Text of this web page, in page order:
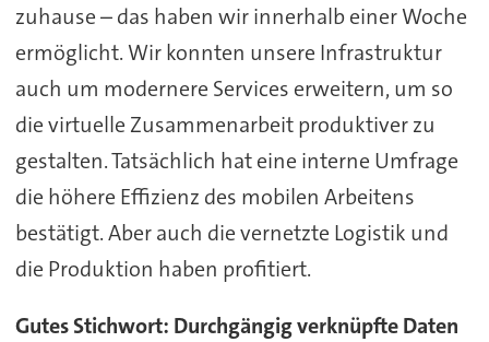
zuhause – das haben wir innerhalb einer Woche
ermöglicht. Wir konnten unsere Infrastruktur
auch um modernere Services erweitern, um so
die virtuelle Zusammenarbeit produktiver zu
gestalten. Tatsächlich hat eine interne Umfrage
die höhere Effizienz des mobilen Arbeitens
bestätigt. Aber auch die vernetzte Logistik und
die Produktion haben profitiert.
Gutes Stichwort: Durchgängig verknüpfte Daten